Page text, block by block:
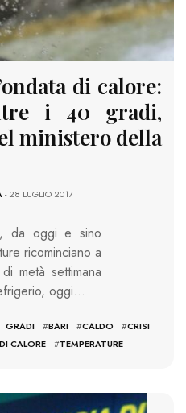
di calore:
i 40 gradi,
ministero della
- 28 LUGLIO 2017
da oggi e sino
ricominciano a
metà settimana
oggi…
#BARI #CALDO #CRISI
CALORE #TEMPERATURE